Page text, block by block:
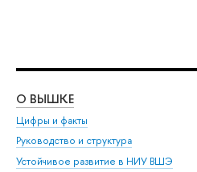
О ВЫШКЕ
Цифры и факты
Руководство и структура
Устойчивое развитие в НИУ ВШЭ